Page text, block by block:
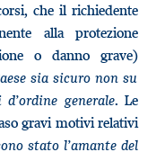
che il richiedente
alla protezione
o danno grave)
sia sicuro non su
generale. Le
gravi motivi relativi
stato l’amante del